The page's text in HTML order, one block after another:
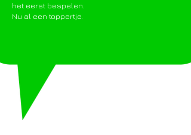
het eerst bespelen.
Nu al een toppertje.